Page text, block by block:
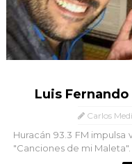
Luis
Carlos
Huracán 93.3 FM impulsa
"Canciones de mi Maleta".